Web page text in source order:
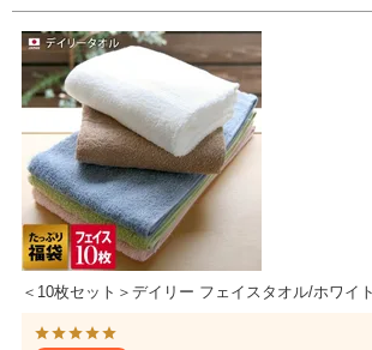
＜10枚セット＞デイリー フェイスタオル/ホワイ